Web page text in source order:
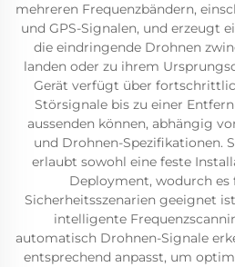
mehreren Frequenzbändern,
und GPS-Signalen, und erzeugt
die eindringende Drohnen
landen oder zu ihrem
Gerät verfügt über
Störsignale bis zu einer
aussenden können, abhängig
und Drohnen-Spezifikationen.
erlaubt sowohl eine feste
Deployment, wodurch es
Sicherheitsszenarien geeignet
intelligente
automatisch Drohnen-Signale
entsprechend anpasst, um